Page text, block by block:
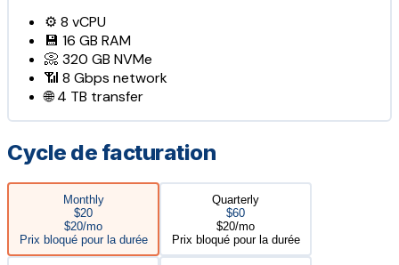
⚙️ 8 vCPU
💾 16 GB RAM
📀 320 GB NVMe
📶 8 Gbps network
🌐4 TB transfer
Cycle de facturation
Monthly
$20
$20/mo
Prix bloqué pour la durée
Quarterly
$60
$20/mo
Prix bloqué pour la durée